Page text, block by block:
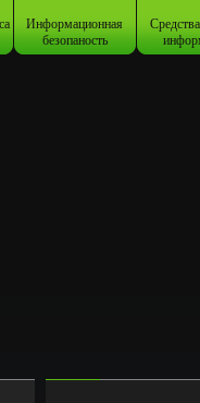
Информационная
безопаность